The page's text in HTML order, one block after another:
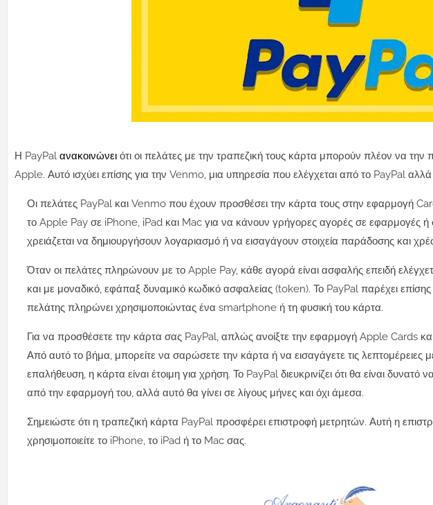
Η PayPal ανακοινώνει ότι οι πελάτες με την τραπεζική τους κάρτα μπορούν πλέον να
Apple. Αυτό ισχύει επίσης για την Venmo, μια υπηρεσία που ελέγχεται από το PayPal αλλά
Οι πελάτες PayPal και Venmo που έχουν προσθέσει την κάρτα τους στην εφαρμογή
το Apple Pay σε iPhone, iPad και Mac για να κάνουν γρήγορες αγορές σε εφαρμογές ή
χρειάζεται να δημιουργήσουν λογαριασμό ή να εισαγάγουν στοιχεία παράδοσης και
Όταν οι πελάτες πληρώνουν με το Apple Pay, κάθε αγορά είναι ασφαλής επειδή
και με μοναδικό, εφάπαξ δυναμικό κωδικό ασφαλείας (token). Το PayPal παρέχει επίσης
πελάτης πληρώνει χρησιμοποιώντας ένα smartphone ή τη φυσική του κάρτα.
Για να προσθέσετε την κάρτα σας PayPal, απλώς ανοίξτε την εφαρμογή Apple Cards
Από αυτό το βήμα, μπορείτε να σαρώσετε την κάρτα ή να εισαγάγετε τις
επαλήθευση, η κάρτα είναι έτοιμη για χρήση. Το PayPal διευκρινίζει ότι θα είναι
από την εφαρμογή του, αλλά αυτό θα γίνει σε λίγους μήνες και όχι άμεσα.
Σημειώστε ότι η τραπεζική κάρτα PayPal προσφέρει επιστροφή μετρητών. Αυτή η
χρησιμοποιείτε το iPhone, το iPad ή το Mac σας.